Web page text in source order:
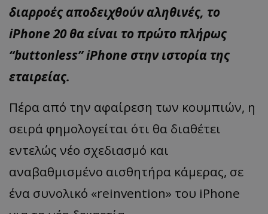
διαρροές αποδειχθούν αληθινές, το
iPhone 20 θα είναι το πρώτο πλήρως
“buttonless” iPhone στην ιστορία της
εταιρείας.
Πέρα από την αφαίρεση των κουμπιών, η
σειρά φημολογείται ότι θα διαθέτει
εντελώς νέο σχεδιασμό και
αναβαθμισμένο αισθητήρα κάμερας, σε
ένα συνολικό «reinvention» του iPhone